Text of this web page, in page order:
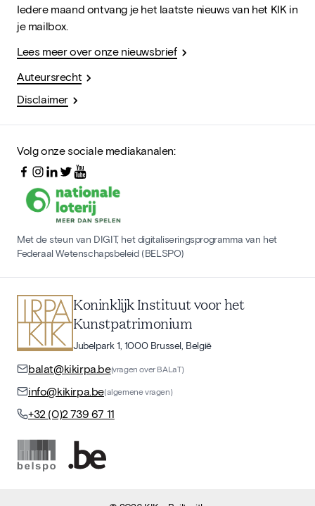
Iedere maand ontvang je het laatste nieuws van het KIK in
je mailbox.
Lees meer over onze nieuwsbrief
Auteursrecht
Disclaimer
Volg onze sociale mediakanalen:
Met de steun van DIGIT, het digitaliseringsprogramma van het
Federaal Wetenschapsbeleid (BELSPO)
Koninklijk Instituut voor het
Kunstpatrimonium
Jubelpark 1, 1000 Brussel, België
balat@kikirpa.be(vragen over BALaT)
info@kikirpa.be(algemene vragen)
+32 (0)2 739 67 11